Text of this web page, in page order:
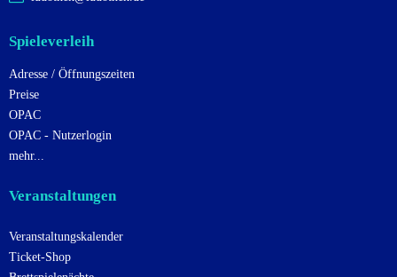
Spieleverleih
Adresse / Öffnungszeiten
Preise
OPAC
OPAC - Nutzerlogin
mehr...
Veranstaltungen
Veranstaltungskalender
Ticket-Shop